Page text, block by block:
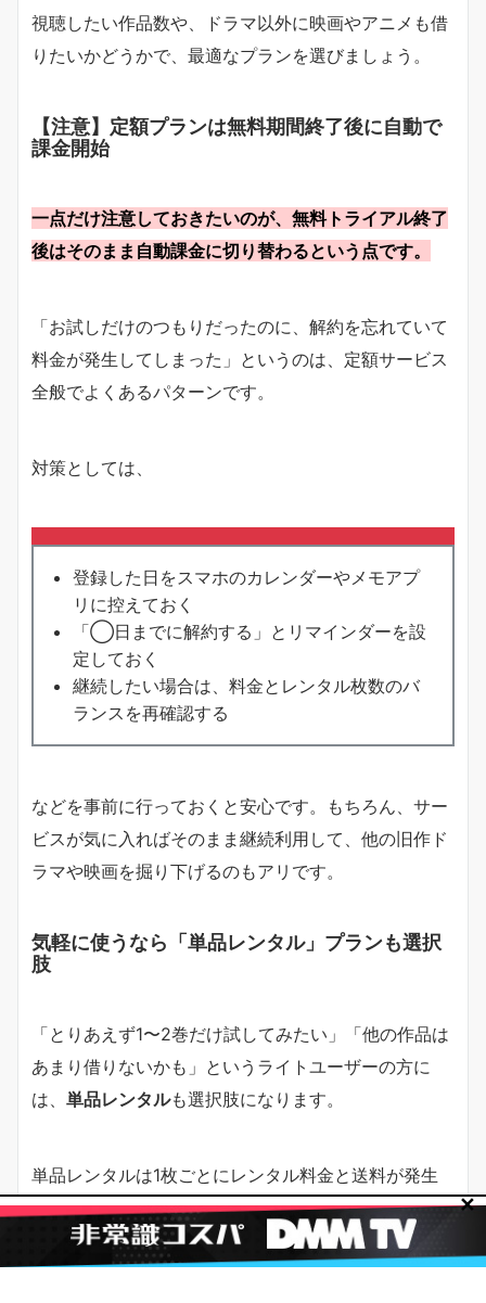
視聴したい作品数や、ドラマ以外に映画やアニメも借
りたいかどうかで、最適なプランを選びましょう。
【注意】定額プランは無料期間終了後に自動で
課金開始
一点だけ注意しておきたいのが、無料トライアル終了
後はそのまま自動課金に切り替わるという点です。
「お試しだけのつもりだったのに、解約を忘れていて
料金が発生してしまった」というのは、定額サービス
全般でよくあるパターンです。
対策としては、
登録した日をスマホのカレンダーやメモアプ
リに控えておく
「◯日までに解約する」とリマインダーを設
定しておく
継続したい場合は、料金とレンタル枚数のバ
ランスを再確認する
などを事前に行っておくと安心です。もちろん、サー
ビスが気に入ればそのまま継続利用して、他の旧作ド
ラマや映画を掘り下げるのもアリです。
気軽に使うなら「単品レンタル」プランも選択
肢
「とりあえず1〜2巻だけ試してみたい」「他の作品は
あまり借りないかも」というライトユーザーの方に
は、 単品レンタルも選択肢になります。
単品レンタルは1枚ごとにレンタル料金と送料が発生
する仕組みで、使った分だけ支払う従量制です。
✕